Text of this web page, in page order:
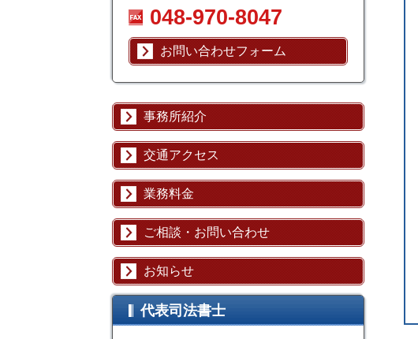
048-970-8047
お問い合わせフォーム
事務所紹介
交通アクセス
業務料金
ご相談・お問い合わせ
お知らせ
代表司法書士